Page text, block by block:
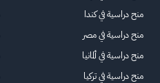
منح دراسية في كندا
منح دراسية في مصر
منح دراسية في ألمانيا
منح دراسية في تركيا